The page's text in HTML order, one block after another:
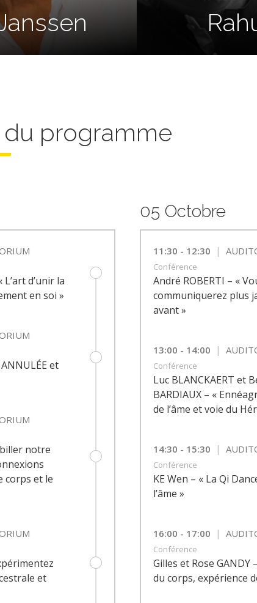
du programme
L’art d’unir la
en soi »
et
notre
corps et le
et
05 Octobre
11:30 - 12:30 |
Conférence
André ROBERTI – «
communiquerez plus
avant »
13:00 - 14:00 |
Conférence
Luc BLANCKAERT et
BARDIAUX – «
de l’âme et voie du
14:30 - 15:30 |
Conférence
KE Wen – « La Qi
l’âme »
16:00 - 17:00 |
Conférence
Gilles et Rose GANDY
du corps, expérience